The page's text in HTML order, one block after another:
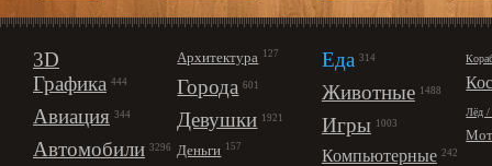
3D
Графика 444
Авиация 344
Автомобили 3296
Архитектура 127
Города 601
Девушки 1921
Деньги 157
Еда 314
Животные 1488
Игры 1003
Компьютерные 242
Лёд